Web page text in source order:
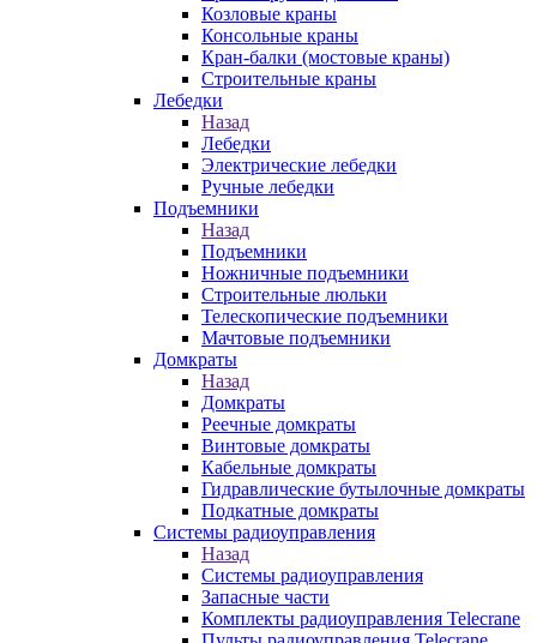
Козловые краны
Консольные краны
Кран-балки (мостовые краны)
Строительные краны
Лебедки
Назад
Лебедки
Электрические лебедки
Ручные лебедки
Подъемники
Назад
Подъемники
Ножничные подъемники
Строительные люльки
Телескопические подъемники
Мачтовые подъемники
Домкраты
Назад
Домкраты
Реечные домкраты
Винтовые домкраты
Кабельные домкраты
Гидравлические бутылочные домкраты
Подкатные домкраты
Системы радиоуправления
Назад
Системы радиоуправления
Запасные части
Комплекты радиоуправления Telecrane